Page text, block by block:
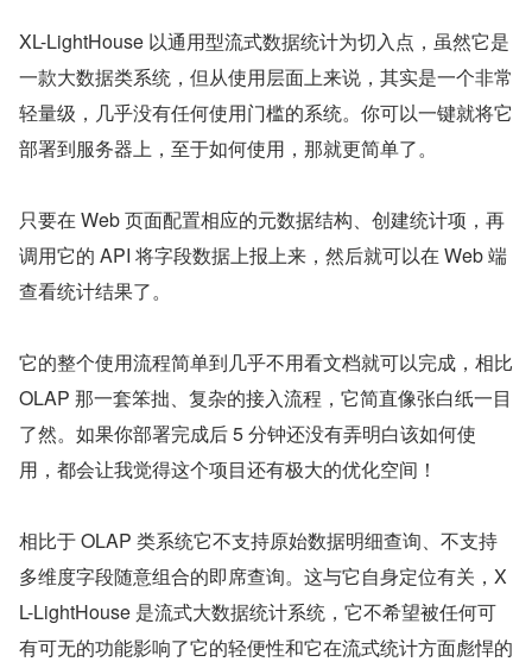
XL-LightHouse 以通用型流式数据统计为切入点，虽然它是
一款大数据类系统，但从使用层面上来说，其实是一个非常
轻量级，几乎没有任何使用门槛的系统。你可以一键就将它
部署到服务器上，至于如何使用，那就更简单了。
只要在 Web 页面配置相应的元数据结构、创建统计项，再
调用它的 API 将字段数据上报上来，然后就可以在 Web 端
查看统计结果了。
它的整个使用流程简单到几乎不用看文档就可以完成，相比
OLAP 那一套笨拙、复杂的接入流程，它简直像张白纸一目
了然。如果你部署完成后 5 分钟还没有弄明白该如何使
用，都会让我觉得这个项目还有极大的优化空间！
相比于 OLAP 类系统它不支持原始数据明细查询、不支持
多维度字段随意组合的即席查询。这与它自身定位有关，X
L-LightHouse 是流式大数据统计系统，它不希望被任何可
有可无的功能影响了它的轻便性和它在流式统计方面彪悍的